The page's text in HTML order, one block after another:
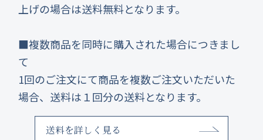
上げの場合は送料無料となります。
■複数商品を同時に購入された場合につきまし
て
1回のご注文にて商品を複数ご注文いただいた
場合、送料は１回分の送料となります。
送料を詳しく見る